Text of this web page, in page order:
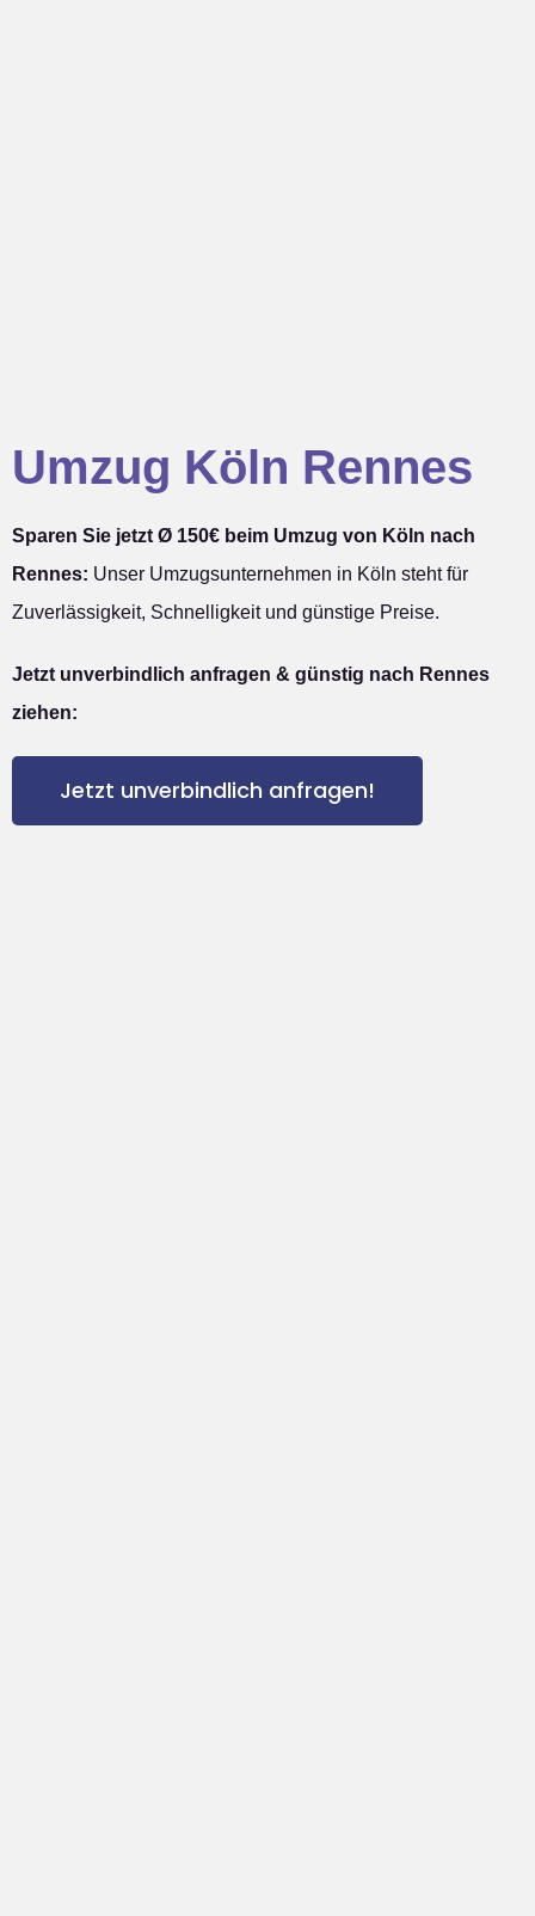
Umzug Köln Rennes
Sparen Sie jetzt Ø 150€ beim Umzug von Köln nach
Rennes: Unser Umzugsunternehmen in Köln steht für
Zuverlässigkeit, Schnelligkeit und günstige Preise.
Jetzt unverbindlich anfragen & günstig nach Rennes
ziehen:
Jetzt unverbindlich anfragen!